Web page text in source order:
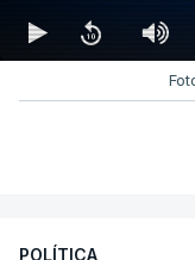
POLÍTICA